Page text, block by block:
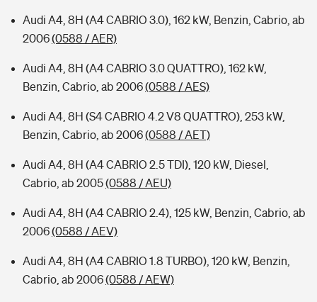
Audi A4, 8H (A4 CABRIO 3.0), 162 kW, Benzin, Cabrio, ab
2006(0588 / AER)
Audi A4, 8H (A4 CABRIO 3.0 QUATTRO), 162 kW,
Benzin, Cabrio, ab 2006(0588 / AES)
Audi A4, 8H (S4 CABRIO 4.2 V8 QUATTRO), 253 kW,
Benzin, Cabrio, ab 2006(0588 / AET)
Audi A4, 8H (A4 CABRIO 2.5 TDI), 120 kW, Diesel,
Cabrio, ab 2005(0588 / AEU)
Audi A4, 8H (A4 CABRIO 2.4), 125 kW, Benzin, Cabrio, ab
2006(0588 / AEV)
Audi A4, 8H (A4 CABRIO 1.8 TURBO), 120 kW, Benzin,
Cabrio, ab 2006(0588 / AEW)